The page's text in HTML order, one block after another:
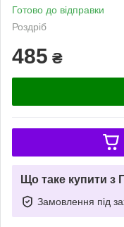
Готово до відправки
Роздріб
485 ₴
Що таке купити з
Замовлення під